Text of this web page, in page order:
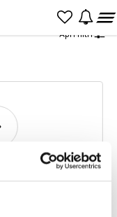
Apri filtri
di 14